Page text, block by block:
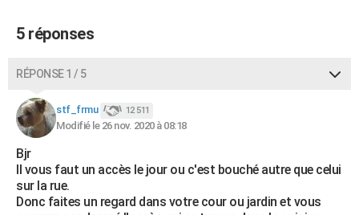
Carte de Noël
Carte Bonne année
Carte Saint-Valentin
Carte Pâques
Carte d'anniversaire
DICTIONNAIRE
Dictionnaire
Biographies
Citations
Expressions
Proverbes
PROGRAMME TV
COPAINS D'AVANT
S'inscrire
Se connecter
Lycées
Collèges
Primaires
Universités
Entreprises
Service militaire
Avis de recherche
FORUM
Bricolage
Lifestyle
Culture
Sport
Auto
Television
Voyage
Cinema
5 réponses
RÉPONSE 1 / 5
stf_frmu 12 511
Modifié le 26 nov. 2020 à 08:18
Bjr
Il vous faut un accès le jour ou c'est bouché autre que celui
sur la rue.
Donc faites un regard dans votre cour ou jardin et vous